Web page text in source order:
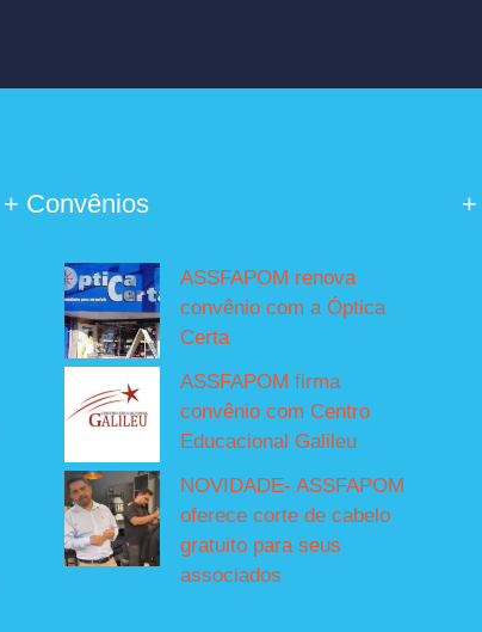
+ Convênios
ASSFAPOM renova
convênio com a Óptica
Certa
ASSFAPOM firma
convênio com Centro
Educacional Galileu
NOVIDADE- ASSFAPOM
oferece corte de cabelo
gratuito para seus
associados